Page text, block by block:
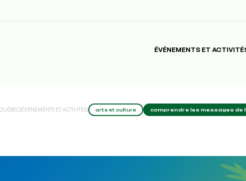
ÉVÉNEMENTS ET
|ÉVÉNEMENTS ET ACTIVITÉS| arts et culture comprendre les messages de